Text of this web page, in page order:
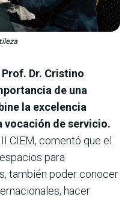
Dr. Cristino
de una
la excelencia
vocación de servicio.
CIEM, comentó que el
para
también poder conocer
hacer